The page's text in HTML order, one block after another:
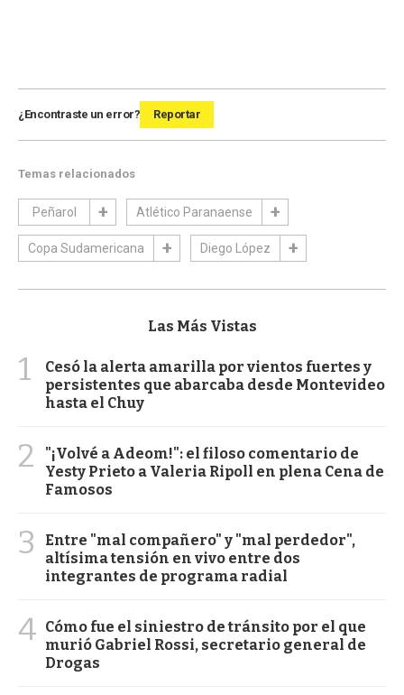
¿Encontraste un error? Reportar
Temas relacionados
Peñarol Atlético Paranaense
Copa Sudamericana Diego López
Las Más Vistas
1
Cesó la alerta amarilla por vientos fuertes y
persistentes que abarcaba desde Montevideo
hasta el Chuy
2
"¡Volvé a Adeom!": el filoso comentario de
Yesty Prieto a Valeria Ripoll en plena Cena de
Famosos
3
Entre "mal compañero" y "mal perdedor",
altísima tensión en vivo entre dos
integrantes de programa radial
4 Cómo fue el siniestro de tránsito por el que
murió Gabriel Rossi, secretario general de
Drogas